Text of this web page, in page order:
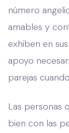
número
amables y
exhiben en
apoyo
parejas
Las personas
bien con las